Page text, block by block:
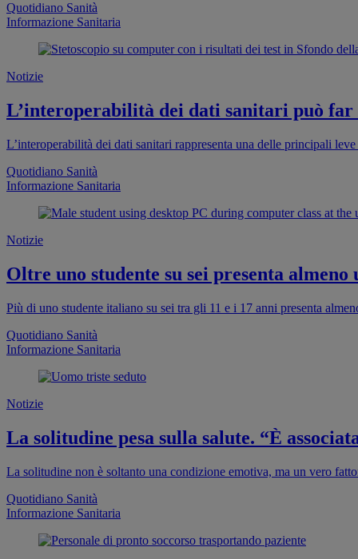
Quotidiano Sanità
Informazione Sanitaria
Notizie
L’interoperabilità dei dati sanitari può
L’interoperabilità dei dati sanitari rappresenta una delle principali
Quotidiano Sanità
Informazione Sanitaria
Notizie
Oltre uno studente su sei presenta
Più di uno studente italiano su sei tra gli 11 e i 17 anni presenta
Quotidiano Sanità
Informazione Sanitaria
Notizie
La solitudine pesa sulla salute. “È
La solitudine non è soltanto una condizione emotiva, ma un vero
Quotidiano Sanità
Informazione Sanitaria